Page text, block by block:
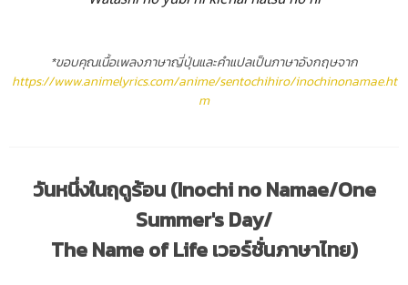
*ขอบคุณเนื้อเพลงภาษาญี่ปุ่นและคำแปลเป็นภาษาอังกฤษจาก
https://www.animelyrics.com/anime/sentochihiro/inochinonamae.ht
m
วันหนึ่งในฤดูร้อน (Inochi no Namae/One
Summer's Day/
The Name of Life เวอร์ชั่นภาษาไทย)